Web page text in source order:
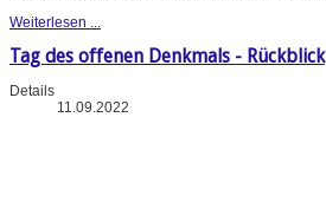
Weiterlesen ...
Tag des offenen Denkmals - Rückblick
Details
11.09.2022